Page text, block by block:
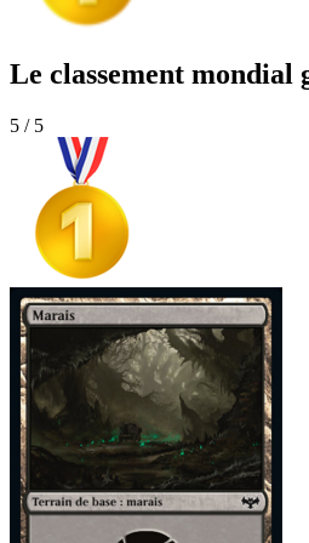
Le classement mondial
5 / 5